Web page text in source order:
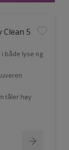
Clean 5
både lyse og
tåler høy